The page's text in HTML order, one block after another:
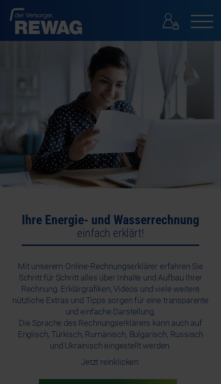
GESCHÄFTSKUNDEN
KONTAKT
Ihre Energie- und Wasserrechnung
einfach erklärt!
Mit unserem Online-Rechnungserklärer erfahren Sie
Schritt für Schritt alles über Inhalte und Aufbau Ihrer
Rechnung. Erklärgrafiken, Videos und viele weitere
nützliche Extras und Tipps sorgen für eine transparente
und einfache Darstellung.
Die Sprache des Rechnungserklärers kann auch auf
Englisch, Türkisch, Rumänisch, Bulgarisch, Russisch
und Ukrainisch eingestellt werden.
Jetzt reinklicken: